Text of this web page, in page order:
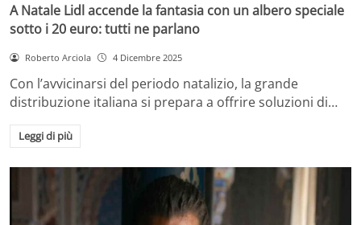
A Natale Lidl accende la fantasia con un albero speciale
sotto i 20 euro: tutti ne parlano
Roberto Arciola 4 Dicembre 2025
Con l’avvicinarsi del periodo natalizio, la grande
distribuzione italiana si prepara a offrire soluzioni di…
Leggi di più